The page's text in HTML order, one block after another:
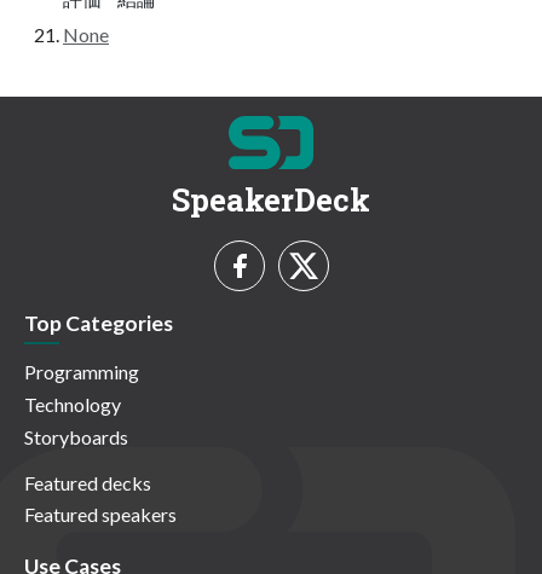
None
SpeakerDeck
Top Categories
Programming
Technology
Storyboards
Featured decks
Featured speakers
Use Cases